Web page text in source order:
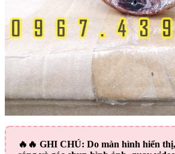
🔥🔥 GHI CHÚ: Do màn hình hiển